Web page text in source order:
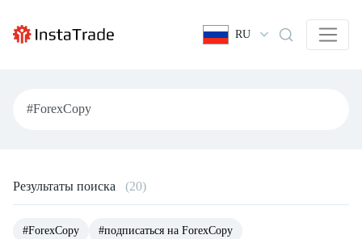
RU
Результаты поиска (20)
#ForexCopy #подписаться на ForexCopy